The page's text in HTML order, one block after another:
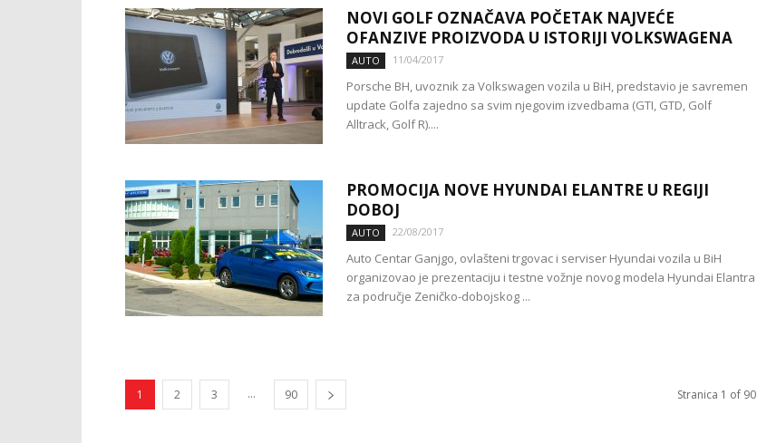
NOVI GOLF OZNAČAVA POČETAK NAJVEĆE
OFANZIVE PROIZVODA U ISTORIJI VOLKSWAGENA
AUTO 11/04/2017
Porsche BH, uvoznik za Volkswagen vozila u BiH, predstavio je savremen
update Golfa zajedno sa svim njegovim izvedbama (GTI, GTD, Golf
Alltrack, Golf R)....
PROMOCIJA NOVE HYUNDAI ELANTRE U REGIJI
DOBOJ
AUTO 22/08/2017
Auto Centar Ganjgo, ovlašteni trgovac i serviser Hyundai vozila u BiH
organizovao je prezentaciju i testne vožnje novog modela Hyundai Elantra
za područje Zeničko-dobojskog ...
1 2 3 ... 90 Stranica 1 of 90